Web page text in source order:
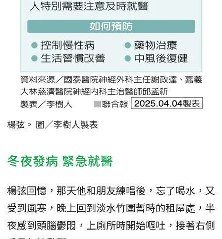
楊弦。 圖／李樹人製表
冬夜發病 緊急就醫
楊弦回憶，那天他和朋友練唱後，忘了喝水，又
受到風寒，晚上回到淡水竹圍暫時的租屋處，半
夜感到頭腦鬱悶，上廁所時開始嘔吐，接著右側